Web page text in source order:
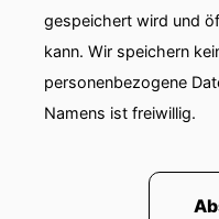
gespeichert wird und
kann. Wir speichern
personenbezogene
Namens ist freiwillig.